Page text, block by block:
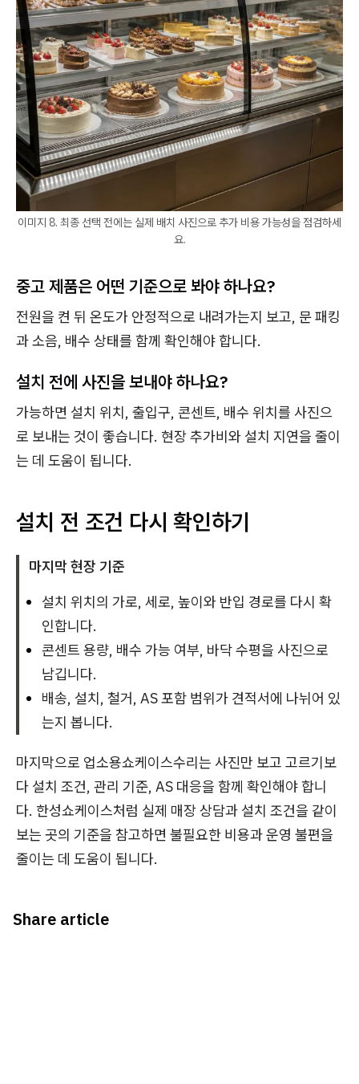
이미지 8. 최종 선택 전에는 실제 배치 사진으로 추가 비용 가능성을 점검하세
요.
중고 제품은 어떤 기준으로 봐야 하나요?
전원을 켠 뒤 온도가 안정적으로 내려가는지 보고, 문 패킹
과 소음, 배수 상태를 함께 확인해야 합니다.
설치 전에 사진을 보내야 하나요?
가능하면 설치 위치, 출입구, 콘센트, 배수 위치를 사진으
로 보내는 것이 좋습니다. 현장 추가비와 설치 지연을 줄이
는 데 도움이 됩니다.
설치 전 조건 다시 확인하기
마지막 현장 기준
설치 위치의 가로, 세로, 높이와 반입 경로를 다시 확
인합니다.
콘센트 용량, 배수 가능 여부, 바닥 수평을 사진으로
남깁니다.
배송, 설치, 철거, AS 포함 범위가 견적서에 나뉘어 있
는지 봅니다.
마지막으로 업소용쇼케이스수리는 사진만 보고 고르기보
다 설치 조건, 관리 기준, AS 대응을 함께 확인해야 합니
다. 한성쇼케이스처럼 실제 매장 상담과 설치 조건을 같이
보는 곳의 기준을 참고하면 불필요한 비용과 운영 불편을
줄이는 데 도움이 됩니다.
Share article